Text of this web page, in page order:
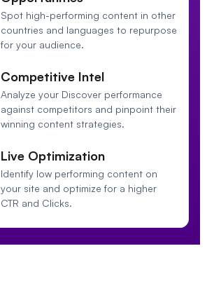
Spot high-performing content in other
countries and languages to repurpose
for your audience.
Competitive Intel
Analyze your Discover performance
against competitors and pinpoint their
winning content strategies.
Live Optimization
Identify low performing content on
your site and optimize for a higher
CTR and Clicks.